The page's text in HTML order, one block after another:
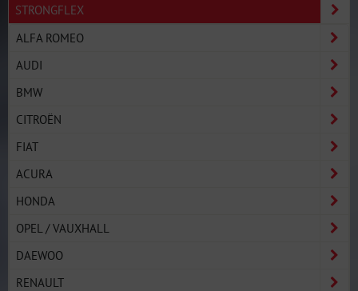
STRONGFLEX
ALFA ROMEO
AUDI
BMW
CITROËN
FIAT
ACURA
HONDA
OPEL / VAUXHALL
DAEWOO
RENAULT